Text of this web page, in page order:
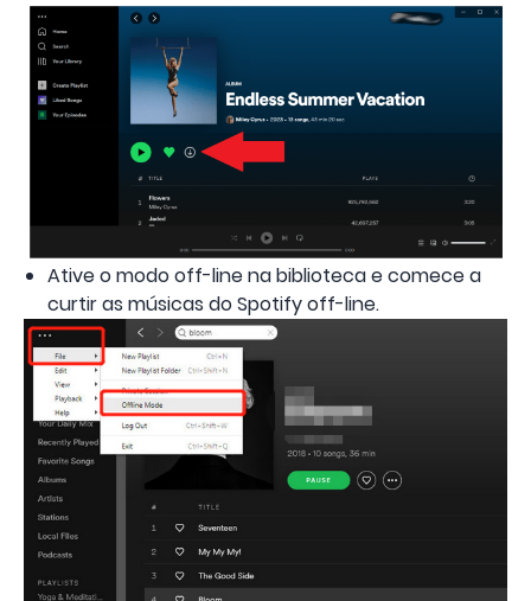
Ative o modo off-line na biblioteca e comece a
curtir as músicas do Spotify off-line.